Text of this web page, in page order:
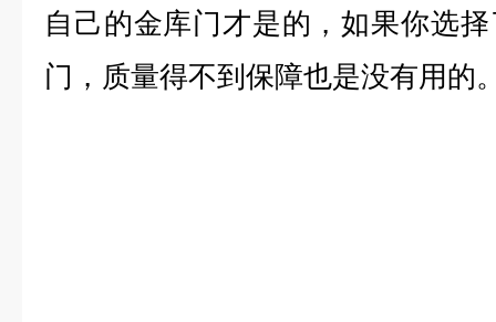
自己的金库门才是的，如果你选
门，质量得不到保障也是没有用的